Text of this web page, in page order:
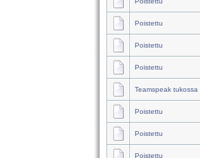
Poistettu
Poistettu
Poistettu
Teamspeak tukossa
Poistettu
Poistettu
Poistettu